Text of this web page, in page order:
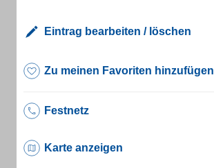
Eintrag bearbeiten / löschen
Zu meinen Favoriten hinzufügen
Festnetz
Karte anzeigen